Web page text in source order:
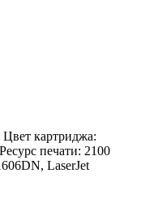
картриджа:
печати: 2100
LaserJet